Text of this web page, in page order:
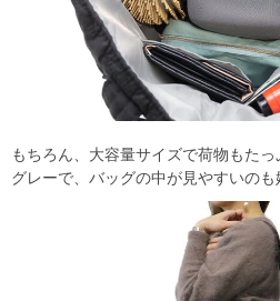
もちろん、大容量サイズで荷物もた
グレーで、バッグの中が見やすいのも